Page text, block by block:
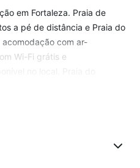
em Fortaleza. Praia de
a pé de distância e Praia do
com ar-
Wi-Fi grátis e
distância.